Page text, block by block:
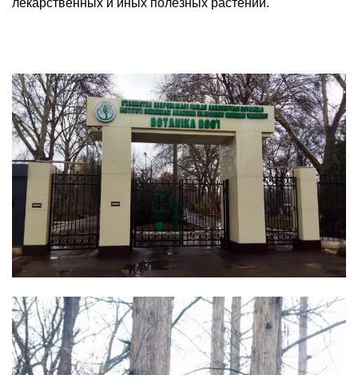
лекарственных и иных полезных растений.